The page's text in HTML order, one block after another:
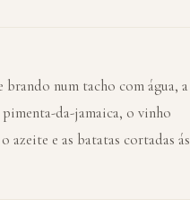
brando num tacho com água, a
da-jamaica, o vinho
azeite e as batatas cortadas ás